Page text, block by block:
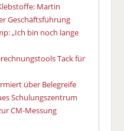
Martin
Geschäftsführung
„Ich bin noch lange
Tack für
über Belegreife
Schulungszentrum
CM-Messung